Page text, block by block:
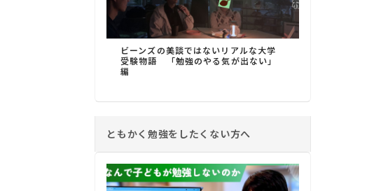
ビーンズの美談ではないリアルな大学
受験物語 「勉強のやる気が出ない」
編
ともかく勉強をしたくない方へ